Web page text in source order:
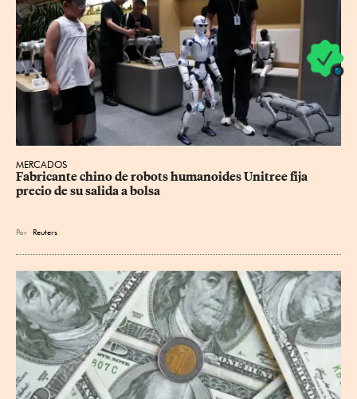
MERCADOS
Fabricante chino de robots humanoides Unitree fija
precio de su salida a bolsa
Por Reuters